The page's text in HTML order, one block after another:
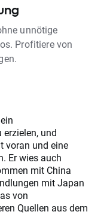
unnötige
Profitiere von
und
voran und eine
Er wies auch
mit China
mit Japan
von
Quellen aus dem